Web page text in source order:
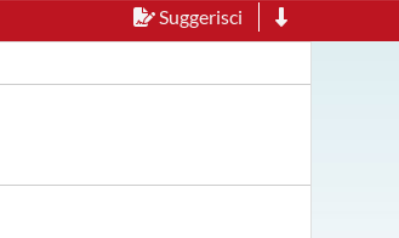
Suggerisci